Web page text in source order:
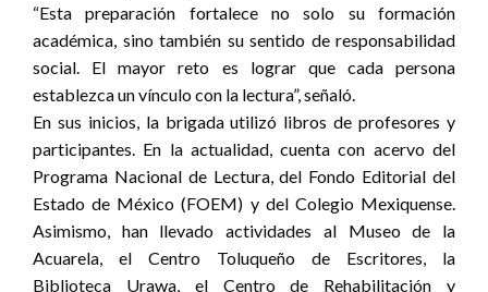
“Esta preparación fortalece no solo su formación
académica, sino también su sentido de responsabilidad
social. El mayor reto es lograr que cada persona
establezca un vínculo con la lectura”, señaló.
En sus inicios, la brigada utilizó libros de profesores y
participantes. En la actualidad, cuenta con acervo del
Programa Nacional de Lectura, del Fondo Editorial del
Estado de México (FOEM) y del Colegio Mexiquense.
Asimismo, han llevado actividades al Museo de la
Acuarela, el Centro Toluqueño de Escritores, la
Biblioteca Urawa, el Centro de Rehabilitación y